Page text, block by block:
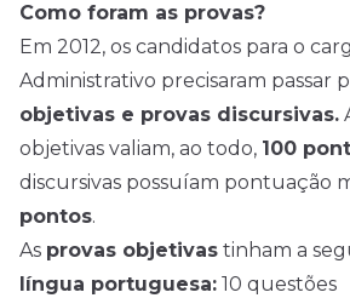
Como foram as provas?
Em 2012, os candidatos para o
Administrativo precisaram passar
objetivas e provas discursivas.
objetivas valiam, ao todo, 100
discursivas possuíam pontuação
pontos.
As provas objetivas tinham a
língua portuguesa: 10 questões